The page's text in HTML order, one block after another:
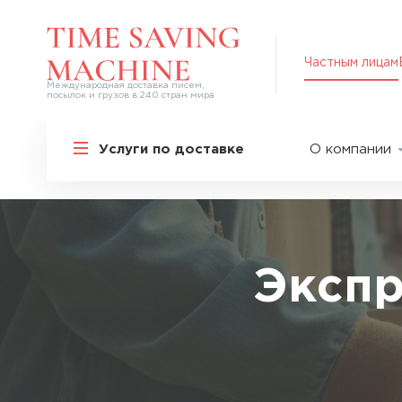
Международная доставка писем,
посылок и грузов в 240 стран мира
Частным лицам
Услуги по доставке
Международная доставка
СНГ
Экспресс-доставка в Россию
Специальные сервисы
Самые срочные тарифы
Перевозка специальных грузов
О компании
Оплата
Вакансии
Акции